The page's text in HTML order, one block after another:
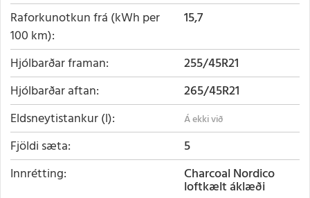
Raforkunotkun frá (kWh per
100 km)
15,7
Hjólbarðar framan
255/45R21
Hjólbarðar aftan
265/45R21
Eldsneytistankur (l)
Fjöldi sæta
5
Innrétting
Charcoal Nordico
loftkælt áklæði